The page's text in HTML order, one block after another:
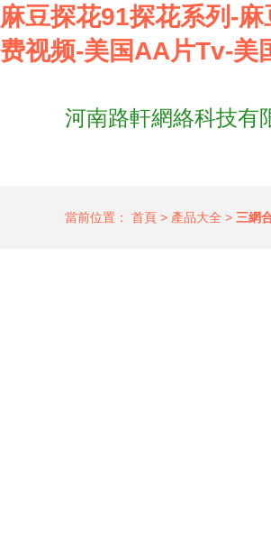
麻豆探花91探花系列-
费视频-美国AA片Tv-美
河南路軒網絡科技有
當前位置： 首頁 > 產品大全 > 三網